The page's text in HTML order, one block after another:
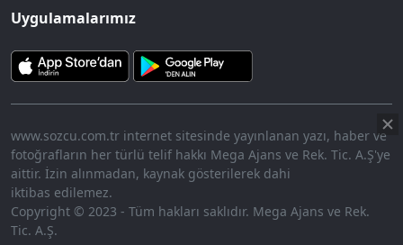
Uygulamalarımız
www.sozcu.com.tr internet sitesinde yayınlanan yazı, haber ve
fotoğrafların her türlü telif hakkı Mega Ajans ve Rek. Tic. A.Ş'ye
aittir. İzin alınmadan, kaynak gösterilerek dahi
iktibas edilemez.
Copyright © 2023 - Tüm hakları saklıdır. Mega Ajans ve Rek.
Tic. A.Ş.